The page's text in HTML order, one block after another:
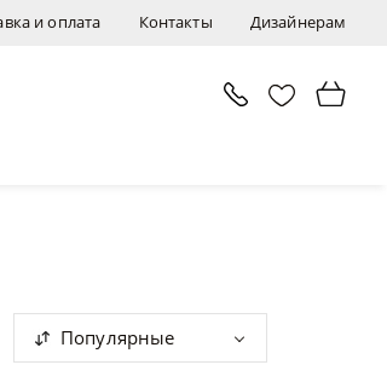
и оплата Контакты Дизайнерам
Популярные